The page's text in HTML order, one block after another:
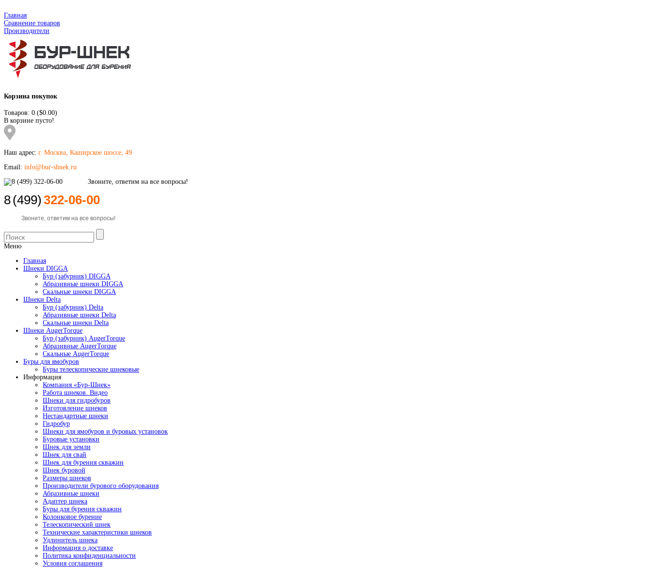
Главная
Сравнение товаров
Производители
Корзина покупок
Товаров: 0 ($0.00)
В корзине пусто!
Наш адрес: г. Москва, Каширское шоссе, 49
Email: info@bur-shnek.ru
8(499) 322-06-00
Звоните, ответим на все вопросы!
Меню
Главная
Шнеки DIGGA
Бур (забурник) DIGGA
Абразивные шнеки DIGGA
Скальные шнеки DIGGA
Шнеки Delta
Бур (забурник) Delta
Абразивные шнеки Delta
Скальные шнеки Delta
Шнеки AugerTorque
Бур (забурник) AugerTorque
Абразивные AugerTorque
Скальные AugerTorque
Буры для ямобуров
Буры телескопические шнековые
Информация
Компания «Бур-Шнек»
Работа шнеков. Видео
Шнеки для гидробуров
Изготовление шнеков
Нестандартные шнеки
Гидробур
Шнеки для ямобуров и буровых установок
Буровые установки
Шнек для земли
Шнек для свай
Шнек для бурения скважин
Шнек буровой
Размеры шнеков
Производители бурового оборудования
Абразивные шнеки
Адаптер шнека
Буры для бурения скважин
Колонковое бурение
Телескопический шнек
Технические характеристики шнеков
Удлинитель шнека
Информация о доставке
Политика конфиденциальности
Условия соглашения